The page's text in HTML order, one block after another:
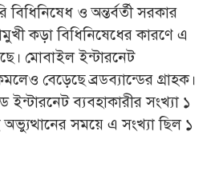
বিধিনিষেধ ও অন্তর্বর্তী সরকার
কড়া বিধিনিষেধের কারণে এ
মোবাইল ইন্টারনেট
বেড়েছে ব্রডব্যান্ডের গ্রাহক।
ইন্টারনেট ব্যবহাকারীর সংখ্যা ১
সময়ে এ সংখ্যা ছিল ১